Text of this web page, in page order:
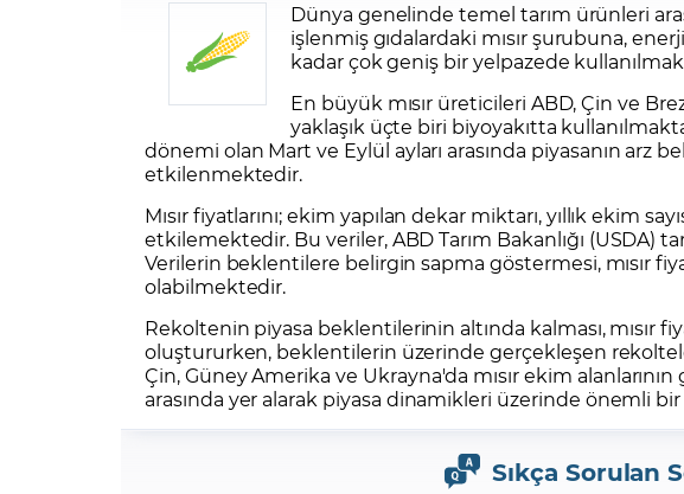
Dünya genelinde temel tarım ürünleri
işlenmiş gıdalardaki mısır şurubuna,
kadar çok geniş bir yelpazede
En büyük mısır üreticileri ABD, Çin ve
yaklaşık üçte biri biyoyakıtta
dönemi olan Mart ve Eylül ayları arasında piyasanın arz
etkilenmektedir.
Mısır fiyatlarını; ekim yapılan dekar miktarı, yıllık ekim
etkilemektedir. Bu veriler, ABD Tarım Bakanlığı (USDA)
Verilerin beklentilere belirgin sapma göstermesi, mısır
olabilmektedir.
Rekoltenin piyasa beklentilerinin altında kalması, mısır
oluştururken, beklentilerin üzerinde gerçekleşen
Çin, Güney Amerika ve Ukrayna'da mısır ekim
arasında yer alarak piyasa dinamikleri üzerinde önemli
Sıkça Sorulan